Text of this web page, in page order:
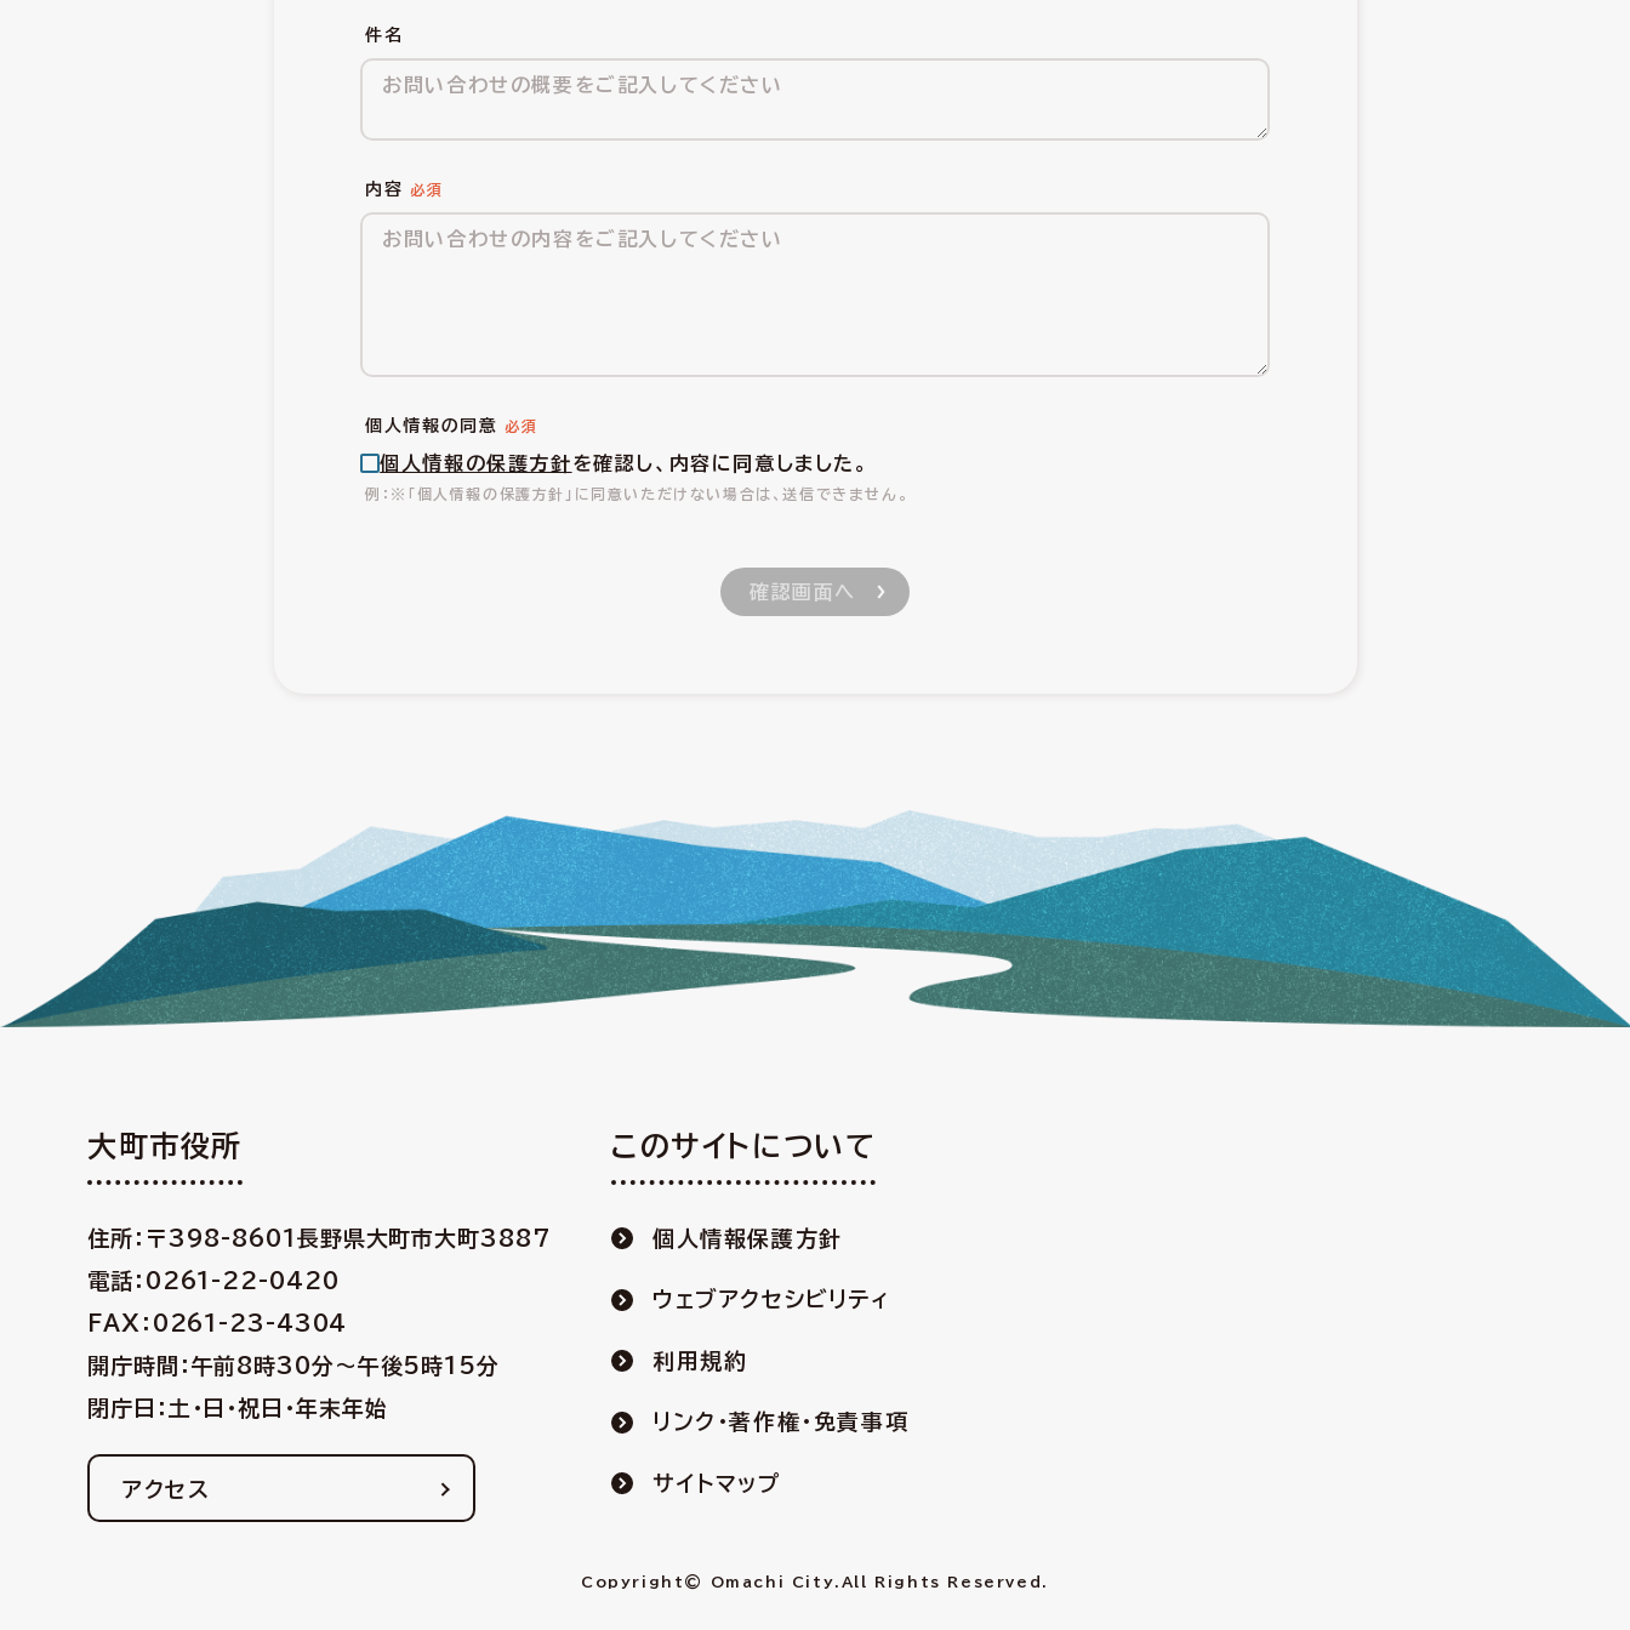
件名
内容
個人情報の同意
個人情報の保護方針を確認し、内容に同意しました。
※「個人情報の保護方針」に同意いただけない場合は、送信できません。
大町市役所
住所：〒398-8601 長野県大町市大町3887
電話：0261-22-0420
FAX：0261-23-4304
開庁時間：午前8時30分〜午後5時15分
閉庁日：土・日・祝日・年末年始
アクセス
このサイトについて
個人情報保護方針
ウェブアクセシビリティ
利用規約
リンク・著作権・免責事項
サイトマップ
Copyright© Omachi City. All Rights Reserved.